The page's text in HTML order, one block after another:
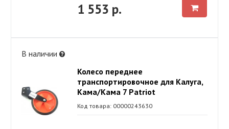
1 553 р.
В наличии
Колесо переднее
транспортировочное для Калуга,
Кама/Кама 7 Patriot
Код товара: 00000243630